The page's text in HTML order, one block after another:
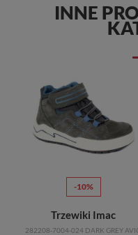
INNE
-10%
Trzewiki Imac
282208-7004-024 DARK GREY